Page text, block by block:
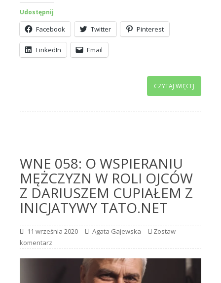
Udostępnij
Facebook Twitter Pinterest
LinkedIn Email
CZYTAJ WIĘCEJ
WNE 058: O WSPIERANIU
MĘŻCZYZN W ROLI OJCÓW
Z DARIUSZEM CUPIAŁEM Z
INICJATYWY TATO.NET
11 września 2020 Agata Gajewska
Zostaw
komentarz